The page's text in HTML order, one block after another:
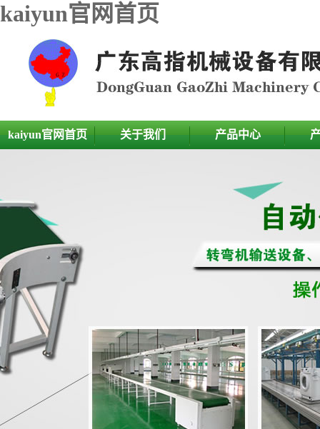
kaiyun官网首页
kaiyun官网首页 关于我们 产品中心